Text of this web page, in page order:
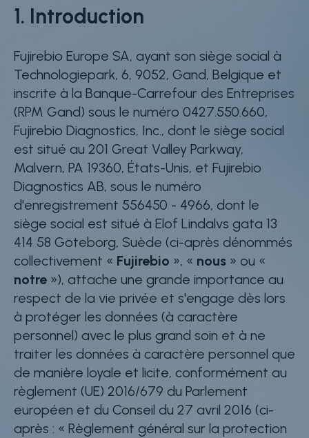
1. Introduction
Fujirebio Europe SA, ayant son siège social à
Technologiepark, 6, 9052, Gand, Belgique et
inscrite à la Banque-Carrefour des Entreprises
(RPM Gand) sous le numéro 0427.550.660,
Fujirebio Diagnostics, Inc., dont le siège social
est situé au 201 Great Valley Parkway,
Malvern, PA 19360, États-Unis, et Fujirebio
Diagnostics AB, sous le numéro
d'enregistrement 556450 - 4966, dont le
siège social est situé à Elof Lindalvs gata 13
414 58 Göteborg, Suède (ci-après dénommés
collectivement « Fujirebio », « nous» ou «
notre»), attache une grande importance au
respect de la vie privée et s'engage dès lors
à protéger les données (à caractère
personnel) avec le plus grand soin et à ne
traiter les données à caractère personnel que
de manière loyale et licite, conformément au
règlement (UE) 2016/679 du Parlement
européen et du Conseil du 27 avril 2016 (ci-
après : « Règlement général sur la protection
Careers
Whistleblower Policy
Conditions of Sale
FAQ
Resource center
Product Documentation
Partner Portal
Sign in | register